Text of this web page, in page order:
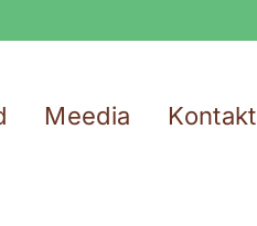
Meedia Kontakt